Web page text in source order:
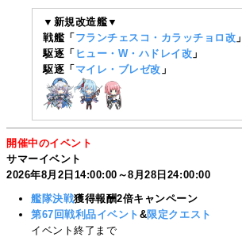
▼新規改造艦▼
戦艦「フランチェスコ・カラッチョロ改 」
駆逐「 ヒュー・W・ハドレイ改 」
駆逐「マイレ・ブレゼ改 」
開催中のイベント
サマーイベント
2026年8月2日14:00:00～8月28日24:00:00
艦隊決戦獲得報酬2倍キャンペーン
第67回戦利品イベント &限定クエスト
イベント終了まで